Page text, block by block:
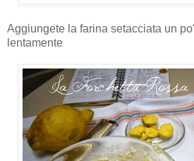
Aggiungete la farina setacciata un
lentamente